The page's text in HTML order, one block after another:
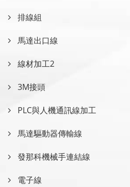
排線組
馬達出口線
線材加工2
3M接頭
PLC與人機通訊線加工
馬達驅動器傳輸線
發那科機械手連結線
電子線